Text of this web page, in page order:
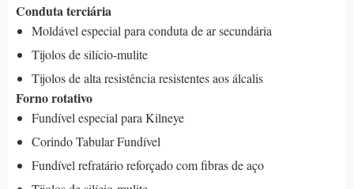
Conduta terciária
Moldável especial para conduta de ar secundária
Tijolos de silício-mulite
Tijolos de alta resistência resistentes aos álcalis
Forno rotativo
Fundível especial para Kilneye
Corindo Tabular Fundível
Fundível refratário reforçado com fibras de aço